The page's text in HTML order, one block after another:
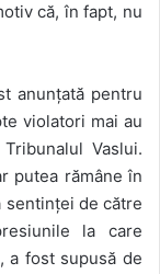
că, în fapt, nu
anunțată pentru
violatori mai au
Vaslui.
putea rămâne în
sentinței de către
la care
a fost supusă de